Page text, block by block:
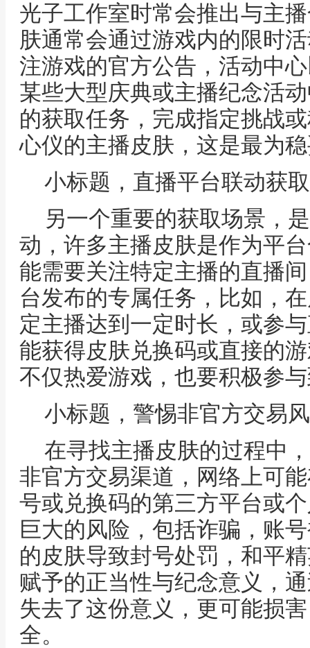
光子工作室时常会推出与主
肤通常会通过游戏内的限时
注游戏的官方公告，活动中
某些大型庆典或主播纪念活
的获取任务，完成指定挑战
心仪的主播皮肤，这是最为
小标题，直播平台联动获取
另一个重要的获取场景，
动，许多主播皮肤是作为平
能需要关注特定主播的直播
台发布的专属任务，比如，
定主播达到一定时长，或参
能获得皮肤兑换码或直接的
不仅热爱游戏，也要积极参
小标题，警惕非官方交易
在寻找主播皮肤的过程中
非官方交易渠道，网络上可
号或兑换码的第三方平台或
巨大的风险，包括诈骗，账
的皮肤导致封号处罚，和平
赋予的正当性与纪念意义，
失去了这份意义，更可能损
全。